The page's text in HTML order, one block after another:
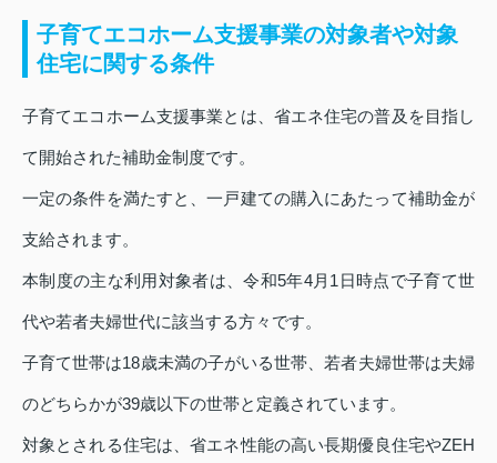
子育てエコホーム支援事業の対象者や対象
住宅に関する条件
子育てエコホーム支援事業とは、省エネ住宅の普及を目指し
て開始された補助金制度です。
一定の条件を満たすと、一戸建ての購入にあたって補助金が
支給されます。
本制度の主な利用対象者は、令和5年4月1日時点で子育て世
代や若者夫婦世代に該当する方々です。
子育て世帯は18歳未満の子がいる世帯、若者夫婦世帯は夫婦
のどちらかが39歳以下の世帯と定義されています。
対象とされる住宅は、省エネ性能の高い長期優良住宅やZEH